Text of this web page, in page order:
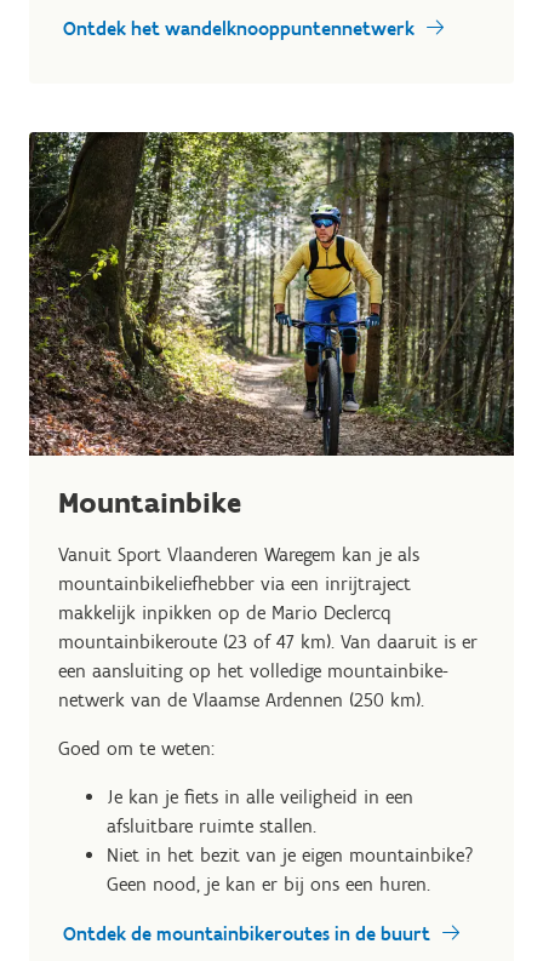
Ontdek het wandelknooppuntennetwerk
Mountainbike
Vanuit Sport Vlaanderen Waregem kan je als
mountainbikeliefhebber via een inrijtraject
makkelijk inpikken op de Mario Declercq
mountainbikeroute (23 of 47 km). Van daaruit is er
een aansluiting op het volledige mountainbike-
netwerk van de Vlaamse Ardennen (250 km).
Goed om te weten:
Je kan je fiets in alle veiligheid in een
afsluitbare ruimte stallen.
Niet in het bezit van je eigen mountainbike?
Geen nood, je kan er bij ons een huren.
Ontdek de mountainbikeroutes in de buurt